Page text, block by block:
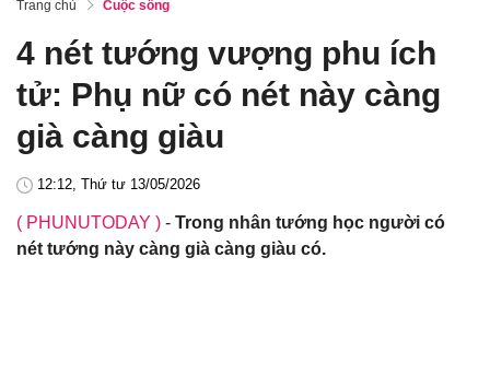
Trang chủ Cuộc sống
4 nét tướng vượng phu ích
tử: Phụ nữ có nét này càng
già càng giàu
12:12, Thứ tư 13/05/2026
( PHUNUTODAY ) - Trong nhân tướng học người có
nét tướng này càng già càng giàu có.